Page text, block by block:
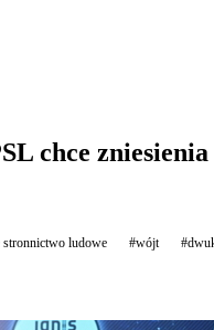
chce
stronnictwo ludowe #wójt